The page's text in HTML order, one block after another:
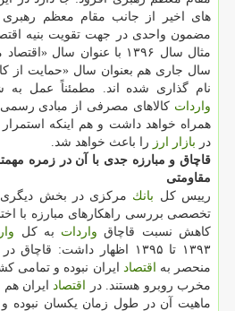
های اخیر از جانب مقام معظم
مضمون واحدی در جهت تقویت بنیه
مثال سال ۱۳۹۶ با عنوان سال
سال جاری هم بعنوان سال «حمایت از
نام گذاری شده اند. مطمئناً عمل
واردات كالاهای مصرفی از مبادی
همراه خواهد داشت و هم اینكه استمرار
در بازار ارز را باعث خواهد شد.
قاچاق و مبارزه جدی با آن در زمره
مقاومتی
رییس كل بانك مركزی در بخش
تخصصی بررسی راهكارهای مبارزه با
كاهش نسبت قاچاق واردات به كل
۱۳۹۳ تا ۱۳۹۵ اظهار داشت:
منحصر به اقتصاد ایران نبوده و تمامی
مخرب روبرو هستند. در اقتصاد ایران
ماهیت آن در طول زمان یكسان نبوده